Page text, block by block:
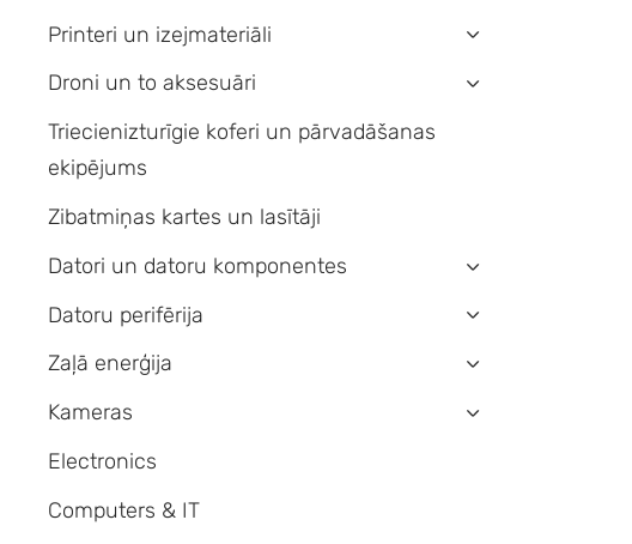
Printeri un izejmateriāli ›
Droni un to aksesuāri ›
Triecienizturīgie koferi un pārvadāšanas
ekipējums
Zibatmiņas kartes un lasītāji
Datori un datoru komponentes
›
Datoru perifērija ›
Zaļā enerģija ›
Kameras ›
Electronics
Computers & IT